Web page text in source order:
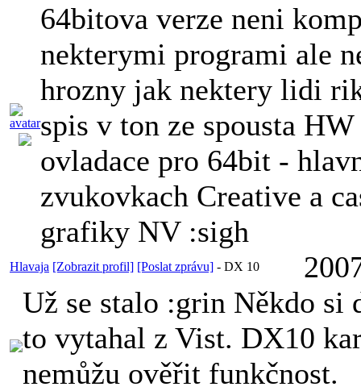
64bitova verze neni
nekterymi programi ale
hrozny jak nektery lidi
spis v ton ze spousta
ovladace pro 64bit -
zvukovkach Creative a
grafiky NV :sigh
Hlavaja [Zobrazit profil] [Poslat zprávu] - DX 10
Už se stalo :grin Někdo si
to vytahal z Vist. DX10
nemůžu ověřit funkčnost.